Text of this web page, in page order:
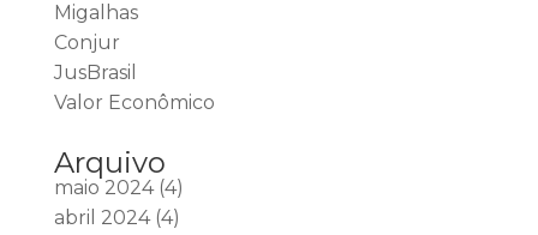
Migalhas
Conjur
JusBrasil
Valor Econômico
Arquivo
maio 2024(4)
abril 2024(4)